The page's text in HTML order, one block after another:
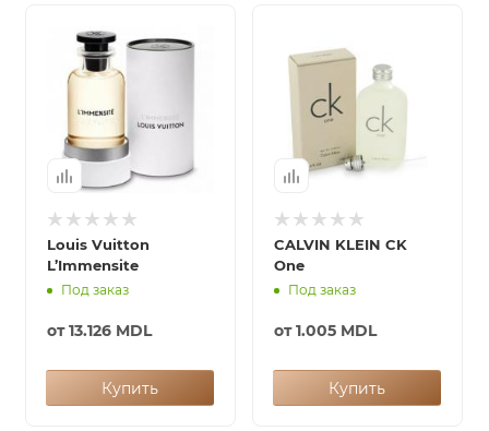
Louis Vuitton
L’Immensite
Под заказ
от13.126 MDL
Купить
CALVIN KLEIN CK
One
Под заказ
от1.005 MDL
Купить